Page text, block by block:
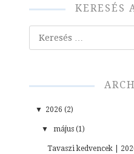
KERESÉS
Keresés
▼ 2026 (2)
▼ május (1)
Tavaszi kedvencek |